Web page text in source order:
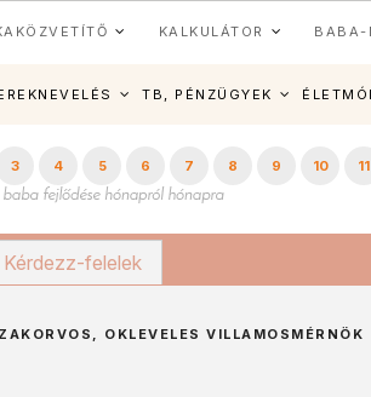
KALKULÁTOR BABA-
TB, PÉNZÜGYEK
3 4 5 6 7 8 9 10 11
Kérdezz-felelek
OKLEVELES VILLAMOSMÉRNÖK